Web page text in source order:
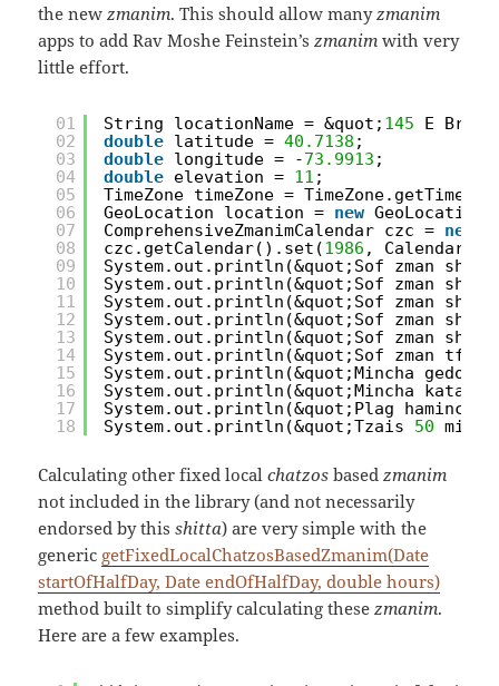
the newzmanim. This should allow manyzmanim
apps to add Rav Moshe Feinstein’szmanim with very
little effort.
01
02
03
04
05
06
07
08
09
10
11
12
13
14
15
16
17
18
String locationName = &quot; 145
E
double latitude = 40.7138 ;
double longitude = -73.9913 ;
double elevation = 11 ;
TimeZone timeZone =
GeoLocation location = new
ComprehensiveZmanimCalendar czc = new
czc.getCalendar().set(1986 ,
System.out.println(&quot;Sof zman
System.out.println(&quot;Sof zman
System.out.println(&quot;Sof zman
System.out.println(&quot;Sof zman
System.out.println(&quot;Sof zman
System.out.println(&quot;Sof zman tfila
System.out.println(&quot;Mincha gedola
System.out.println(&quot;Mincha katana
System.out.println(&quot;Plag hamincha
System.out.println(&quot;Tzais 50
Calculating other fixed localchatzos basedzmanim
not included in the library (and not necessarily
endorsed by thisshitta) are very simple with the
generic getFixedLocalChatzosBasedZmanim(Date
startOfHalfDay, Date endOfHalfDay, double hours)
method built to simplify calculating thesezmanim.
Here are a few examples.